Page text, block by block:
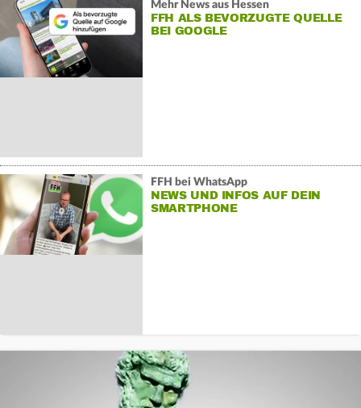
Mehr News aus Hessen
FFH ALS BEVORZUGTE QUELLE
BEI GOOGLE
FFH bei WhatsApp
NEWS UND INFOS AUF DEIN
SMARTPHONE